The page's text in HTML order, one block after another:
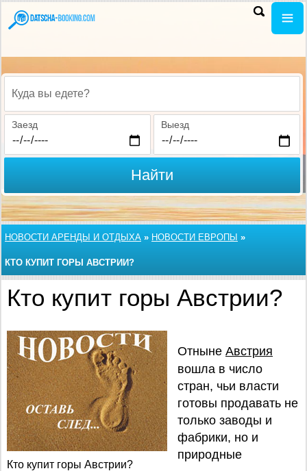
Куда вы едете?
Заезд Выезд
Найти
НОВОСТИ АРЕНДЫ И ОТДЫХА » НОВОСТИ ЕВРОПЫ »
КТО КУПИТ ГОРЫ АВСТРИИ?
Кто купит горы Австрии?
Кто купит горы Австрии?
Отныне Австрия
вошла в число
стран, чьи власти
готовы продавать не
только заводы и
фабрики, но и
природные